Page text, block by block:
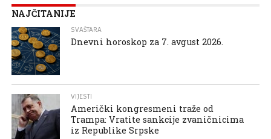
NAJČITANIJE
SVAŠTARA
Dnevni horoskop za 7. avgust 2026.
VIJESTI
Američki kongresmeni traže od
Trampa: Vratite sankcije zvaničnicima
iz Republike Srpske